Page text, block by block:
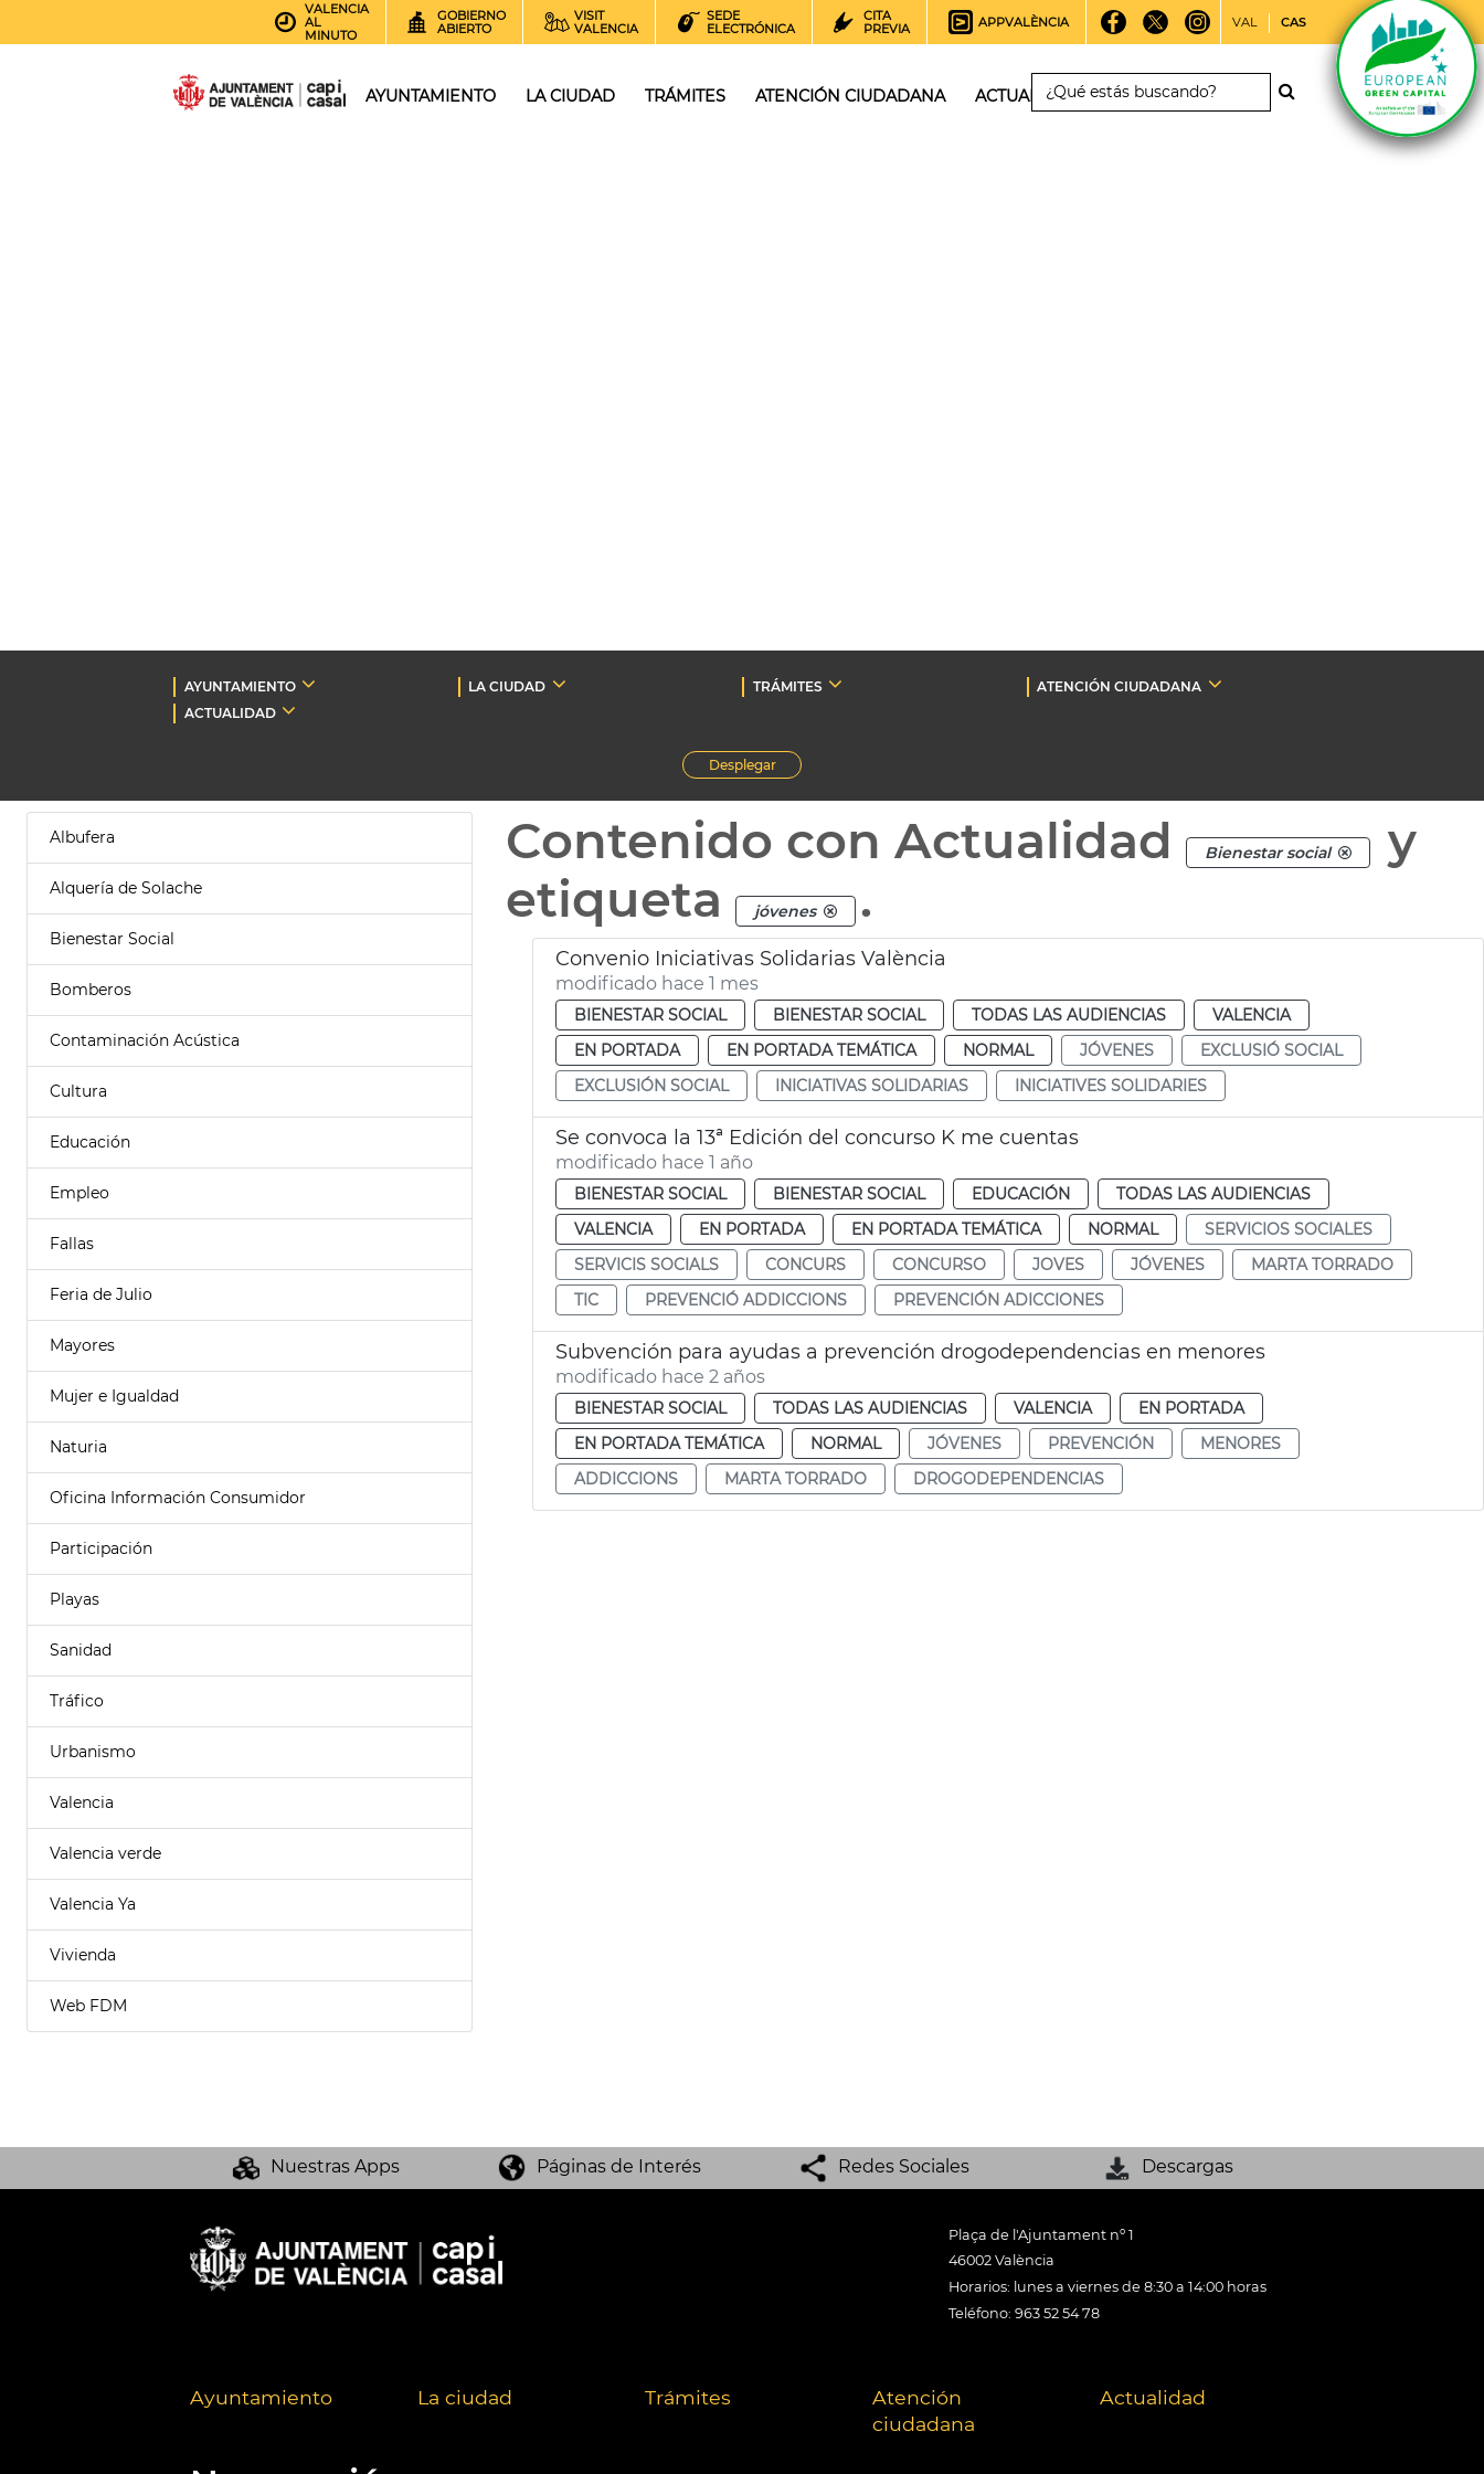
VALENCIA
AL
MINUTO
GOBIERNO
ABIERTO
VISIT
VALENCIA
SEDE
ELECTRÓNICA
CITA
PREVIA
APPVALÈNCIA VAL CAS
AYUNTAMIENTO LA CIUDAD TRÁMITES ATENCIÓN CIUDADANA ACTUALIDAD
AYUNTAMIENTO LA CIUDAD TRÁMITES
ATENCIÓN CIUDADANA
ACTUALIDAD
Desplegar
Albufera
Alquería de Solache
Bienestar Social
Bomberos
Contaminación Acústica
Cultura
Educación
Empleo
Fallas
Feria de Julio
Mayores
Mujer e Igualdad
Naturia
Oficina Información Consumidor
Participación
Playas
Sanidad
Tráfico
Urbanismo
Valencia
Valencia verde
Valencia Ya
Vivienda
Web FDM
Contenido con Actualidad Bienestar social
y
etiqueta
jóvenes .
Convenio Iniciativas Solidarias València
modificado hace 1 mes
BIENESTAR SOCIAL BIENESTAR SOCIAL TODAS LAS AUDIENCIAS
VALENCIA
EN PORTADA
EN PORTADA TEMÁTICA NORMAL JÓVENES
EXCLUSIÓ SOCIAL
EXCLUSIÓN SOCIAL
INICIATIVAS SOLIDARIAS INICIATIVES SOLIDARIES
Se convoca la 13ª Edición del concurso K me cuentas
modificado hace 1 año
BIENESTAR SOCIAL BIENESTAR SOCIAL EDUCACIÓN
TODAS LAS AUDIENCIAS
VALENCIA
EN PORTADA EN PORTADA TEMÁTICA NORMAL
SERVICIOS SOCIALES
SERVICIS SOCIALS
CONCURS CONCURSO JOVES JÓVENES
MARTA TORRADO
TIC
PREVENCIÓ ADDICCIONS PREVENCIÓN ADICCIONES
Subvención para ayudas a prevención drogodependencias en menores
modificado hace 2 años
BIENESTAR SOCIAL TODAS LAS AUDIENCIAS VALENCIA
EN PORTADA
EN PORTADA TEMÁTICA
NORMAL JÓVENES PREVENCIÓN
MENORES
ADDICCIONS
MARTA TORRADO DROGODEPENDENCIAS
Nuestras Apps Páginas de Interés Redes Sociales Descargas
Plaça de l'Ajuntament nº 1
46002 València
Horarios: lunes a viernes de 8:30 a 14:00 horas
Teléfono: 963 52 54 78
Ayuntamiento La ciudad Trámites
Atención
ciudadana
Actualidad